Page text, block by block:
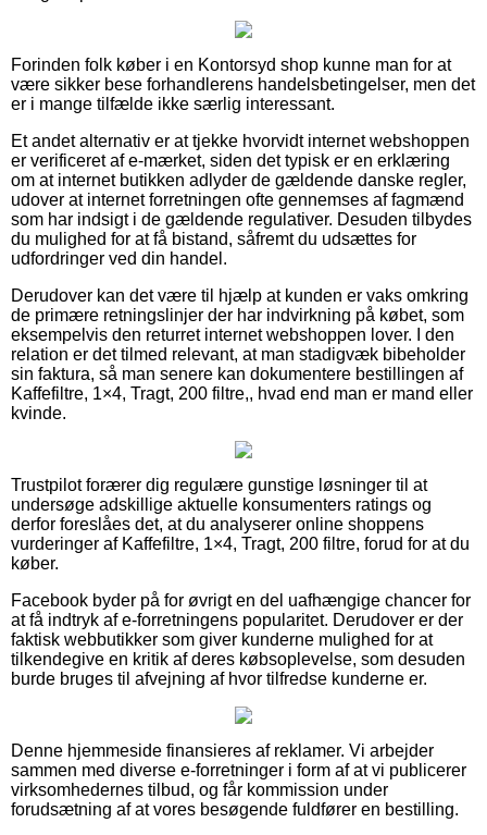
Forinden folk køber i en Kontorsyd shop kunne man for at
være sikker bese forhandlerens handelsbetingelser, men det
er i mange tilfælde ikke særlig interessant.
Et andet alternativ er at tjekke hvorvidt internet webshoppen
er verificeret af e-mærket, siden det typisk er en erklæring
om at internet butikken adlyder de gældende danske regler,
udover at internet forretningen ofte gennemses af fagmænd
som har indsigt i de gældende regulativer. Desuden tilbydes
du mulighed for at få bistand, såfremt du udsættes for
udfordringer ved din handel.
Derudover kan det være til hjælp at kunden er vaks omkring
de primære retningslinjer der har indvirkning på købet, som
eksempelvis den returret internet webshoppen lover. I den
relation er det tilmed relevant, at man stadigvæk bibeholder
sin faktura, så man senere kan dokumentere bestillingen af
Kaffefiltre, 1×4, Tragt, 200 filtre,, hvad end man er mand eller
kvinde.
Trustpilot forærer dig regulære gunstige løsninger til at
undersøge adskillige aktuelle konsumenters ratings og
derfor foreslåes det, at du analyserer online shoppens
vurderinger af Kaffefiltre, 1×4, Tragt, 200 filtre, forud for at du
køber.
Facebook byder på for øvrigt en del uafhængige chancer for
at få indtryk af e-forretningens popularitet. Derudover er der
faktisk webbutikker som giver kunderne mulighed for at
tilkendegive en kritik af deres købsoplevelse, som desuden
burde bruges til afvejning af hvor tilfredse kunderne er.
Denne hjemmeside finansieres af reklamer. Vi arbejder
sammen med diverse e-forretninger i form af at vi publicerer
virksomhedernes tilbud, og får kommission under
forudsætning af at vores besøgende fuldfører en bestilling.